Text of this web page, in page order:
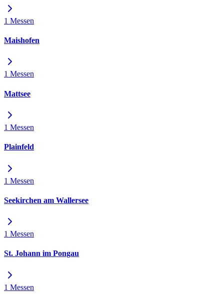
1 Messen
Maishofen
1 Messen
Mattsee
1 Messen
Plainfeld
1 Messen
Seekirchen am Wallersee
1 Messen
St. Johann im Pongau
1 Messen